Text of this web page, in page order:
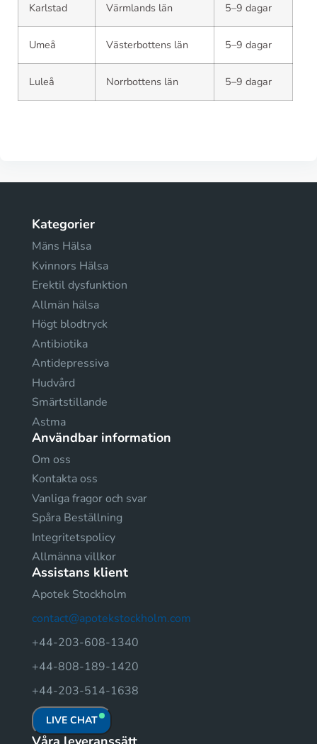
Karlstad Värmlands län 5–9 dagar
Umeå Västerbottens län 5–9 dagar
Luleå Norrbottens län 5–9 dagar
Kategorier
Mäns Hälsa
Kvinnors Hälsa
Erektil dysfunktion
Allmän hälsa
Högt blodtryck
Antibiotika
Antidepressiva
Hudvård
Smärtstillande
Astma
Användbar information
Om oss
Kontakta oss
Vanliga fragor och svar
Spåra Beställning
Integritetspolicy
Allmänna villkor
Assistans klient
Apotek Stockholm
contact@apotekstockholm.com
+44-203-608-1340
+44-808-189-1420
+44-203-514-1638
LIVE CHAT